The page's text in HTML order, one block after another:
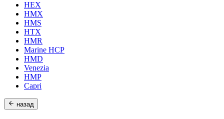
HEX
HMX
HMS
HTX
HMR
Marine HCP
HMD
Venezia
HMP
Capri
назад